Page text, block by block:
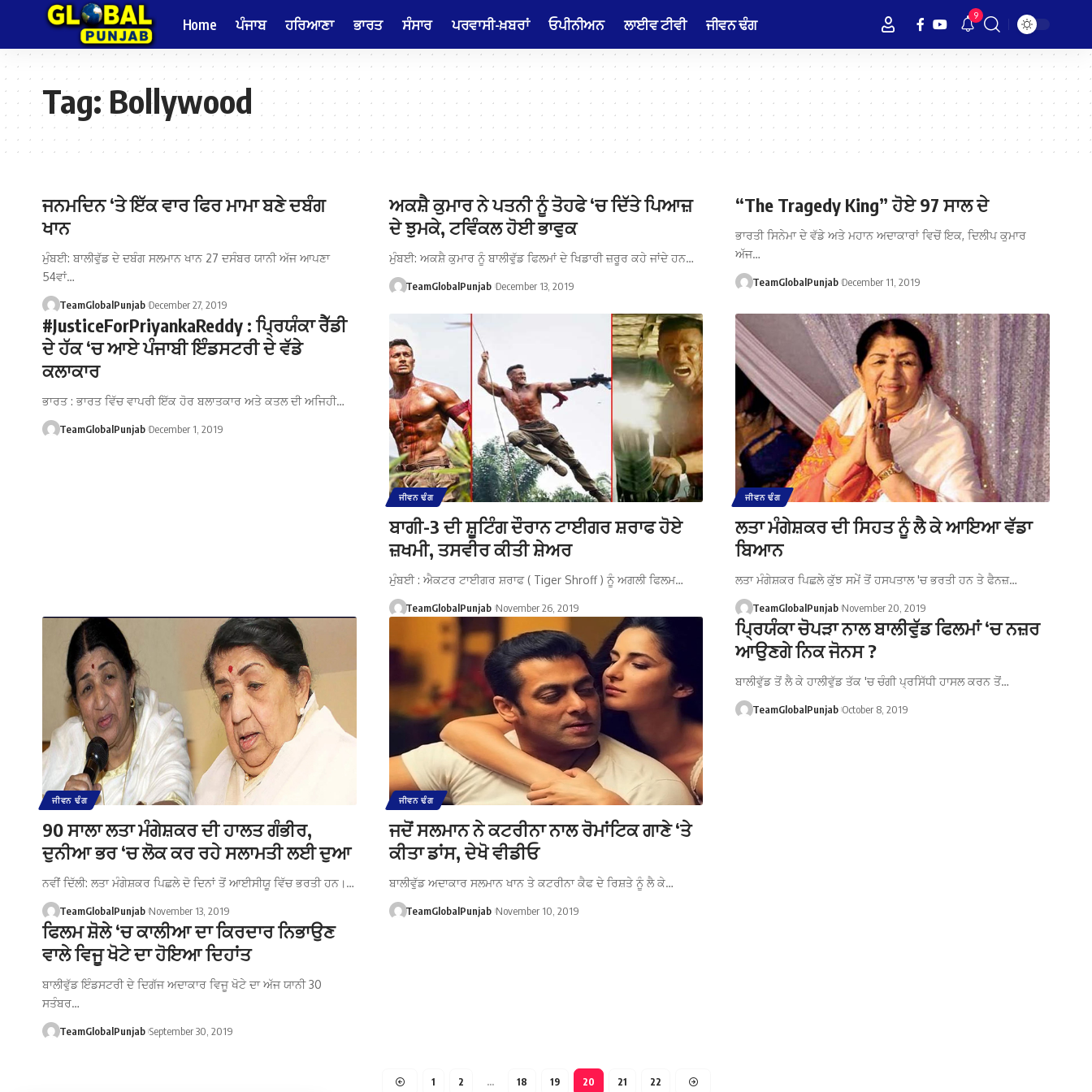
Home ਪੰਜਾਬ ਹਰਿਆਣਾ ਭਾਰਤ ਸੰਸਾਰ ਪਰਵਾਸੀ-ਖ਼ਬਰਾਂ ਓਪੀਨੀਅਨ ਲਾਈਵ ਟੀਵੀ ਜੀਵਨ ਢੰਗ 9
Tag:Bollywood
ਜਨਮਦਿਨ ‘ਤੇ ਇੱਕ ਵਾਰ ਫਿਰ ਮਾਮਾ ਬਣੇ ਦਬੰਗ
ਖਾਨ
ਮੁੰਬਈ: ਬਾਲੀਵੁੱਡ ਦੇ ਦਬੰਗ ਸਲਮਾਨ ਖਾਨ 27 ਦਸੰਬਰ ਯਾਨੀ ਅੱਜ ਆਪਣਾ
54ਵਾਂ…
TeamGlobalPunjab December 27, 2019
ਅਕਸ਼ੈ ਕੁਮਾਰ ਨੇ ਪਤਨੀ ਨੂੰ ਤੋਹਫੇ ‘ਚ ਦਿੱਤੇ ਪਿਆਜ਼
ਦੇ ਝੁਮਕੇ, ਟਵਿੰਕਲ ਹੋਈ ਭਾਵੁਕ
ਮੁੰਬਈ: ਅਕਸ਼ੈ ਕੁਮਾਰ ਨੂੰ ਬਾਲੀਵੁੱਡ ਫਿਲਮਾਂ ਦੇ ਖਿਡਾਰੀ ਜ਼ਰੂਰ ਕਹੇ ਜਾਂਦੇ ਹਨ…
TeamGlobalPunjab December 13, 2019
“The Tragedy King” ਹੋਏ 97 ਸਾਲ ਦੇ
ਭਾਰਤੀ ਸਿਨੇਮਾ ਦੇ ਵੱਡੇ ਅਤੇ ਮਹਾਨ ਅਦਾਕਾਰਾਂ ਵਿਚੋਂ ਇਕ, ਦਿਲੀਪ ਕੁਮਾਰ
ਅੱਜ…
TeamGlobalPunjab December 11, 2019
#JusticeForPriyankaReddy : ਪ੍ਰਿਯੰਕਾ ਰੈੱਡੀ
ਦੇ ਹੱਕ ‘ਚ ਆਏ ਪੰਜਾਬੀ ਇੰਡਸਟਰੀ ਦੇ ਵੱਡੇ
ਕਲਾਕਾਰ
ਭਾਰਤ : ਭਾਰਤ ਵਿੱਚ ਵਾਪਰੀ ਇੱਕ ਹੋਰ ਬਲਾਤਕਾਰ ਅਤੇ ਕਤਲ ਦੀ ਅਜਿਹੀ…
TeamGlobalPunjab December 1, 2019
ਜੀਵਨ ਢੰਗ
ਬਾਗੀ-3 ਦੀ ਸ਼ੂਟਿੰਗ ਦੌਰਾਨ ਟਾਈਗਰ ਸ਼ਰਾਫ ਹੋਏ
ਜ਼ਖਮੀ, ਤਸਵੀਰ ਕੀਤੀ ਸ਼ੇਅਰ
ਮੁੰਬਈ : ਐਕਟਰ ਟਾਈਗਰ ਸ਼ਰਾਫ ( Tiger Shroff ) ਨੂੰ ਅਗਲੀ ਫਿਲਮ…
TeamGlobalPunjab November 26, 2019
ਜੀਵਨ ਢੰਗ
ਲਤਾ ਮੰਗੇਸ਼ਕਰ ਦੀ ਸਿਹਤ ਨੂੰ ਲੈ ਕੇ ਆਇਆ ਵੱਡਾ
ਬਿਆਨ
ਲਤਾ ਮੰਗੇਸ਼ਕਰ ਪਿਛਲੇ ਕੁੱਝ ਸਮੇਂ ਤੋਂ ਹਸਪਤਾਲ 'ਚ ਭਰਤੀ ਹਨ ਤੇ ਫੈਨਜ਼…
TeamGlobalPunjab November 20, 2019
ਜੀਵਨ ਢੰਗ
90 ਸਾਲਾ ਲਤਾ ਮੰਗੇਸ਼ਕਰ ਦੀ ਹਾਲਤ ਗੰਭੀਰ,
ਦੁਨੀਆ ਭਰ ‘ਚ ਲੋਕ ਕਰ ਰਹੇ ਸਲਾਮਤੀ ਲਈ ਦੁਆ
ਨਵੀਂ ਦਿੱਲੀ: ਲਤਾ ਮੰਗੇਸ਼ਕਰ ਪਿਛਲੇ ਦੋ ਦਿਨਾਂ ਤੋਂ ਆਈਸੀਯੂ ਵਿੱਚ ਭਰਤੀ ਹਨ।…
TeamGlobalPunjab November 13, 2019
ਜੀਵਨ ਢੰਗ
ਜਦੋਂ ਸਲਮਾਨ ਨੇ ਕਟਰੀਨਾ ਨਾਲ ਰੋਮਾਂਟਿਕ ਗਾਣੇ ‘ਤੇ
ਕੀਤਾ ਡਾਂਸ, ਦੇਖੋ ਵੀਡੀਓ
ਬਾਲੀਵੁੱਡ ਅਦਾਕਾਰ ਸਲਮਾਨ ਖਾਨ ਤੇ ਕਟਰੀਨਾ ਕੈਫ ਦੇ ਰਿਸ਼ਤੇ ਨੂੰ ਲੈ ਕੇ…
TeamGlobalPunjab November 10, 2019
ਪ੍ਰਿਯੰਕਾ ਚੋਪੜਾ ਨਾਲ ਬਾਲੀਵੁੱਡ ਫਿਲਮਾਂ ‘ਚ ਨਜ਼ਰ
ਆਉਣਗੇ ਨਿਕ ਜੋਨਸ ?
ਬਾਲੀਵੁੱਡ ਤੋਂ ਲੈ ਕੇ ਹਾਲੀਵੁੱਡ ਤੱਕ 'ਚ ਚੰਗੀ ਪ੍ਰਸਿੱਧੀ ਹਾਸਲ ਕਰਨ ਤੋਂ…
TeamGlobalPunjab October 8, 2019
ਫਿਲਮ ਸ਼ੋਲੇ ‘ਚ ਕਾਲੀਆ ਦਾ ਕਿਰਦਾਰ ਨਿਭਾਉਣ
ਵਾਲੇ ਵਿਜੂ ਖੋਟੇ ਦਾ ਹੋਇਆ ਦਿਹਾਂਤ
ਬਾਲੀਵੁੱਡ ਇੰਡਸਟਰੀ ਦੇ ਦਿਗੱਜ ਅਦਾਕਾਰ ਵਿਜੂ ਖੋਟੇ ਦਾ ਅੱਜ ਯਾਨੀ 30
ਸਤੰਬਰ…
TeamGlobalPunjab September 30, 2019
1 2 … 18 19 20 21 22